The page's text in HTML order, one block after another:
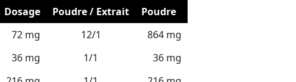
Dosage Poudre / Extrait
Poudre
72 mg 12/1
864 mg
36 mg 1/1
36 mg